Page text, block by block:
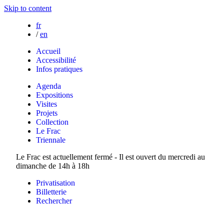
Skip to content
fr
/ en
Accueil
Accessibilité
Infos pratiques
Agenda
Expositions
Visites
Projets
Collection
Le Frac
Triennale
Le Frac est actuellement fermé - Il est ouvert du mercredi au
dimanche de 14h à 18h
Privatisation
Billetterie
Rechercher